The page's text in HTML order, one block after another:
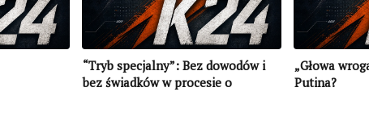
“Tryb specjalny”: Bez dowodów i
bez świadków w procesie o
„Głowa
Putina?